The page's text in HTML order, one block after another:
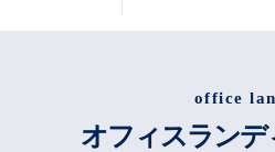
office
オフィスラン